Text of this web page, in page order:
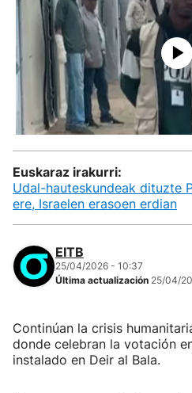
Euskaraz irakurri:
Udal-hauteskundeak dituzte
ere, Israelen erasoen erdian
EITB
25/04/2026 - 10:37
Última actualización 25/04/
Continúan la crisis
donde celebran la votación
instalado en Deir al Bala.